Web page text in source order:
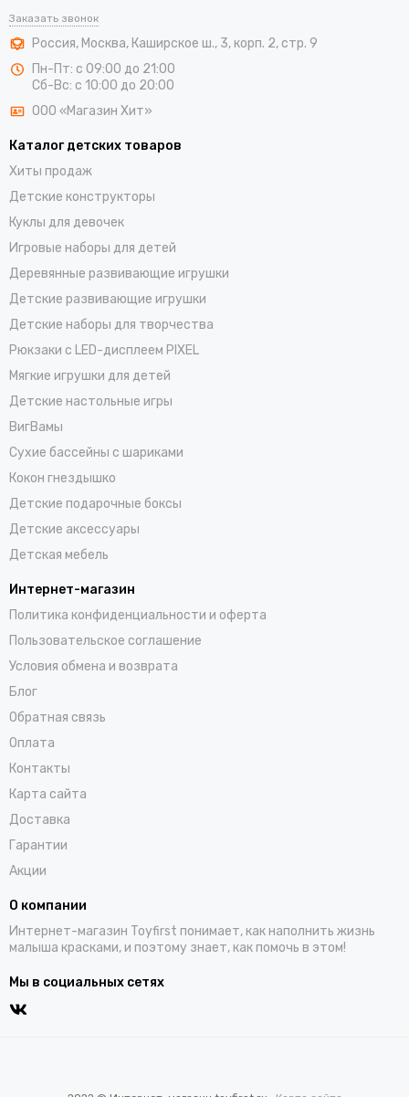
Заказать звонок
Россия, Москва, Каширское ш., 3, корп. 2, стр. 9
Пн-Пт: с 09:00 до 21:00
Сб-Вс: с 10:00 до 20:00
ООО «Магазин Хит»
Каталог детских товаров
Хиты продаж
Детские конструкторы
Куклы для девочек
Игровые наборы для детей
Деревянные развивающие игрушки
Детские развивающие игрушки
Детские наборы для творчества
Рюкзаки с LED-дисплеем PIXEL
Мягкие игрушки для детей
Детские настольные игры
ВигВамы
Cухие бассейны c шариками
Кокон гнездышко
Детские подарочные боксы
Детские аксессуары
Детская мебель
Интернет-магазин
Политика конфиденциальности и оферта
Пользовательское соглашение
Условия обмена и возврата
Блог
Обратная связь
Оплата
Контакты
Карта сайта
Доставка
Гарантии
Акции
О компании
Интернет-магазин Toyfirst понимает, как наполнить жизнь
малыша красками, и поэтому знает, как помочь в этом!
Мы в социальных сетях